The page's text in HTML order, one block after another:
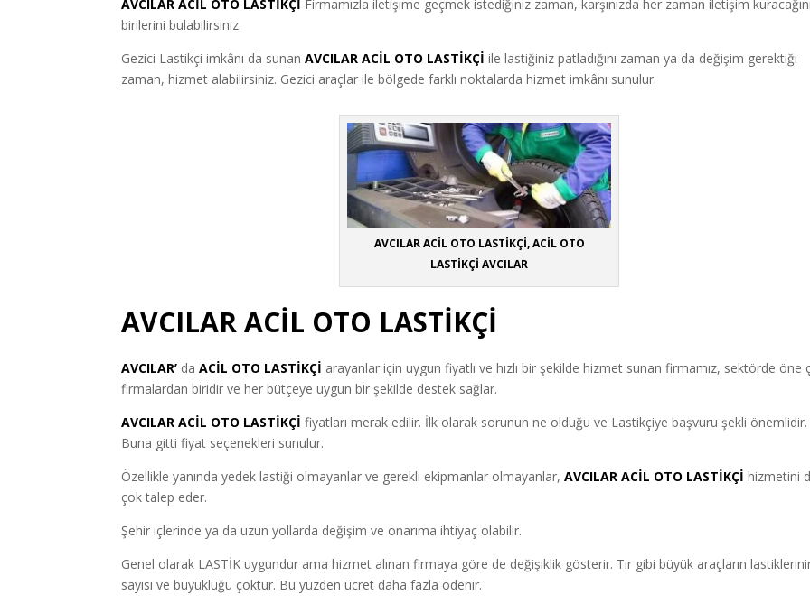
AVCILAR ACİL OTO LASTİKÇİ Firmamızla iletişime geçmek istediğiniz zaman, karşınızda her zaman iletişim
birilerini bulabilirsiniz.
Gezici Lastikçi imkânı da sunanAVCILAR ACİL OTO LASTİKÇİ ile lastiğiniz patladığını zaman ya da değişim gerektiği
zaman, hizmet alabilirsiniz. Gezici araçlar ile bölgede farklı noktalarda hizmet imkânı sunulur.
AVCILAR ACİL OTO LASTİKÇİ, ACİL OTO
LASTİKÇİ AVCILAR
AVCILAR ACİL OTO LASTİKÇİ
AVCILAR’ daACİL OTO LASTİKÇİ arayanlar için uygun fiyatlı ve hızlı bir şekilde hizmet sunan firmamız, sektörde öne
firmalardan biridir ve her bütçeye uygun bir şekilde destek sağlar.
AVCILAR ACİL OTO LASTİKÇİ fiyatları merak edilir. İlk olarak sorunun ne olduğu ve Lastikçiye başvuru şekli önemlidir.
Buna gitti fiyat seçenekleri sunulur.
Özellikle yanında yedek lastiği olmayanlar ve gerekli ekipmanlar olmayanlar, AVCILAR ACİL OTO LASTİKÇİ hizmetini
çok talep eder.
Şehir içlerinde ya da uzun yollarda değişim ve onarıma ihtiyaç olabilir.
Genel olarak LASTİK uygundur ama hizmet alınan firmaya göre de değişiklik gösterir. Tır gibi büyük araçların
sayısı ve büyüklüğü çoktur. Bu yüzden ücret daha fazla ödenir.